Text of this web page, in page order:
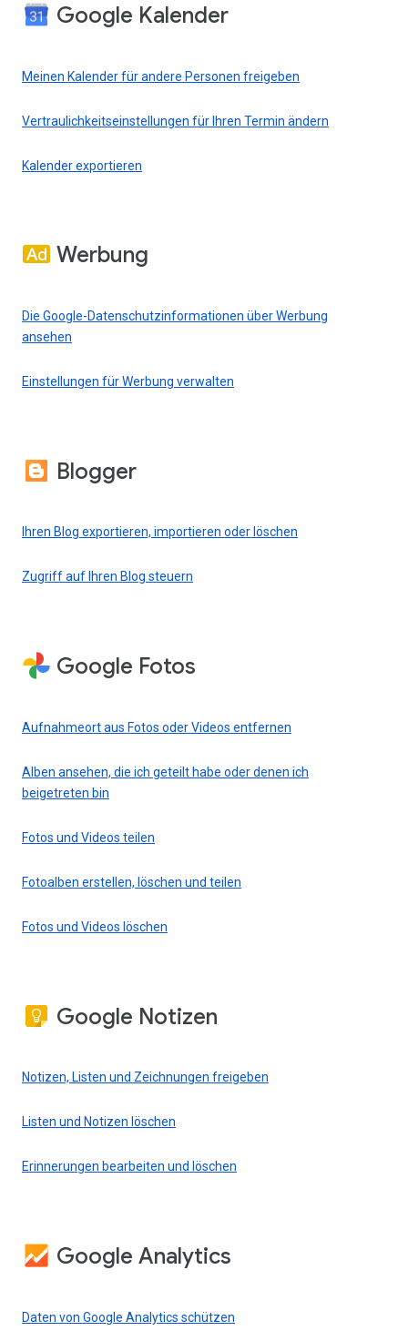
Google Kalender
Meinen Kalender für andere Personen freigeben
Vertraulichkeitseinstellungen für Ihren Termin ändern
Kalender exportieren
Werbung
Die Google-Datenschutzinformationen über Werbung
ansehen
Einstellungen für Werbung verwalten
Blogger
Ihren Blog exportieren, importieren oder löschen
Zugriff auf Ihren Blog steuern
Google Fotos
Aufnahmeort aus Fotos oder Videos entfernen
Alben ansehen, die ich geteilt habe oder denen ich
beigetreten bin
Fotos und Videos teilen
Fotoalben erstellen, löschen und teilen
Fotos und Videos löschen
Google Notizen
Notizen, Listen und Zeichnungen freigeben
Listen und Notizen löschen
Erinnerungen bearbeiten und löschen
Google Analytics
Daten von Google Analytics schützen